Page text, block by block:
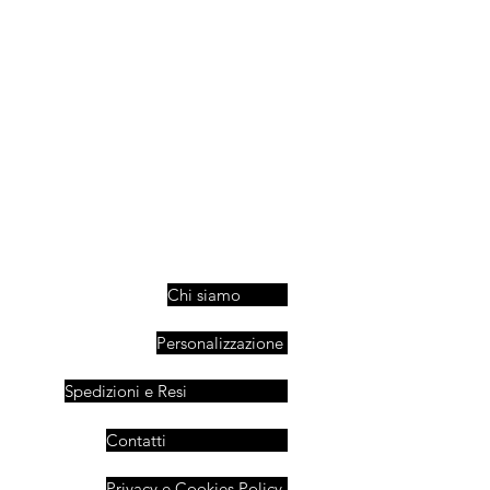
Chi siamo
Personalizzazione
Spedizioni e Resi
Contatti